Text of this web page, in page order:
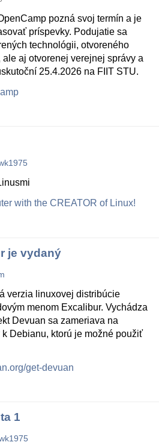
pozná svoj termín a je
príspevky. Podujatie sa
technológii, otvoreného
aj otvorenej verejnej správy a
25.4.2026 na FIIT STU.
with the CREATOR of Linux!
je vydaný
verzia linuxovej distribúcie
menom Excalibur. Vychádza
Devuan sa zameriava na
Debianu, ktorú je možné použiť
get-devuan
1